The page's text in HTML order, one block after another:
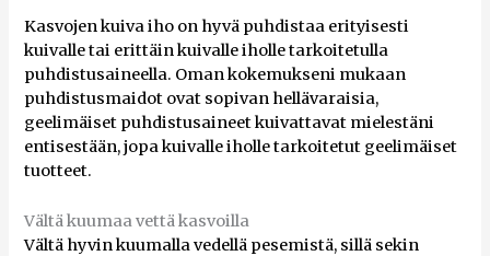
Kasvojen kuiva iho on hyvä puhdistaa erityisesti
kuivalle tai erittäin kuivalle iholle tarkoitetulla
puhdistusaineella. Oman kokemukseni mukaan
puhdistusmaidot ovat sopivan hellävaraisia,
geelimäiset puhdistusaineet kuivattavat mielestäni
entisestään, jopa kuivalle iholle tarkoitetut geelimäiset
tuotteet.
Vältä kuumaa vettä kasvoilla
Vältä hyvin kuumalla vedellä pesemistä, sillä sekin